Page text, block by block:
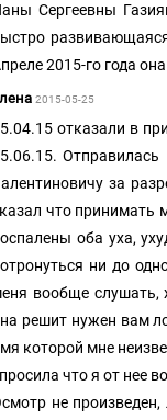
Сергеевны
2015-го года
2015-05-25
отказали в
за
что принимать
оба уха,
ни до
вообще слушать,
решит нужен вам
которой мне
что я от нее
не